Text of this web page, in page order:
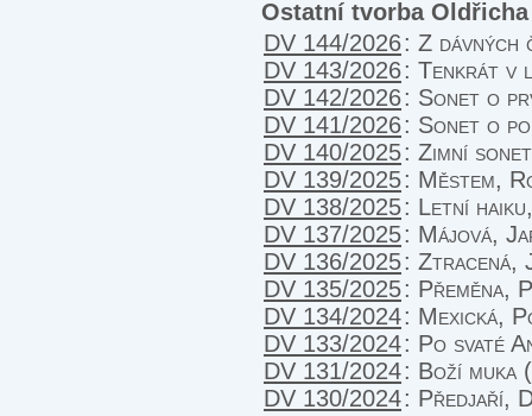
Ostatní tvorba
DV 144/2026: Z dávných
DV 143/2026: Tenkrát v
DV 142/2026: Sonet o
DV 141/2026: Sonet o
DV 140/2025: Zimní sonet
DV 139/2025: Městem,
DV 138/2025: Letní
DV 137/2025: Májová,
DV 136/2025: Ztracená,
DV 135/2025: Přeměna,
DV 134/2024: Mexická,
DV 133/2024: Po svaté
DV 131/2024: Boží muka
DV 130/2024: Předjaří,